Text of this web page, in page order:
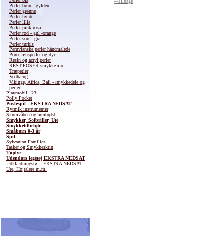
Perler brun - gylden
Perler grønne
Perler hvide
Perler lilla
Perler pink-rosa
Perler rød - gul -orange
Perler sort - grå
Perler turkis
Peruvianske perler håndmalede
Porcelænsperler og dyr
Resin og acryl perler
REST-POSER smykkemix
Træperler
Vedhæng
Vikinge, Africa, Bali - smykkedele og
perler
Playmobil 123
Polly Pocket
Puslespil - EKSTRA NEDSAT
Rytmik instrumenter
Skumvåben og armbrøst
Smykker, Solbriller, Ure
Smykketilbehør
Småbørn 0-3 år
Spil
Sylvanian Families
Tasker og Smykkeskrin
Tøjdyr
Udendørs legetøj EKSTRA NEDSAT
Udklædningstøj - EKSTRA NEDSAT
Ure, Højtalere m.m.
«-Tilbage